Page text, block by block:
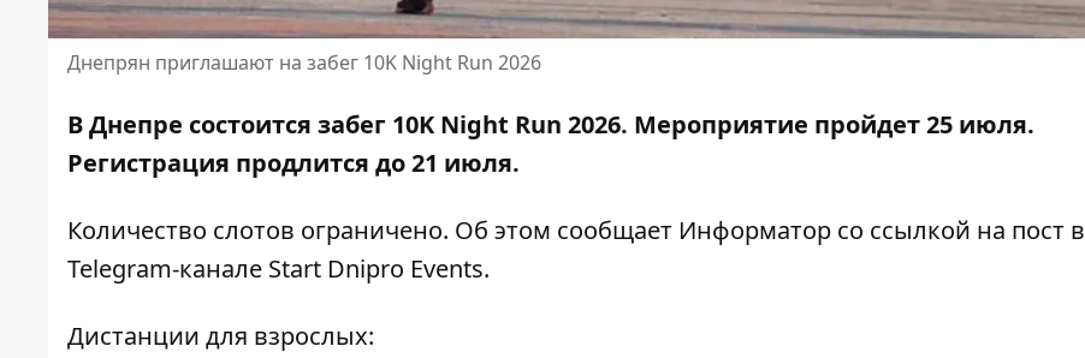
Днепрян приглашают на забег 10K Night Run 2026
В Днепре состоится забег 10K Night Run 2026. Мероприятие пройдет 25 июля.
Регистрация продлится до 21 июля.
Количество слотов ограничено. Об этом сообщает Информатор со ссылкой на пост в
Telegram-канале Start Dnipro Events.
Дистанции для взрослых: